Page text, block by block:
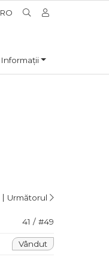
RO
Informații
| Următorul
41 / #49
Vândut